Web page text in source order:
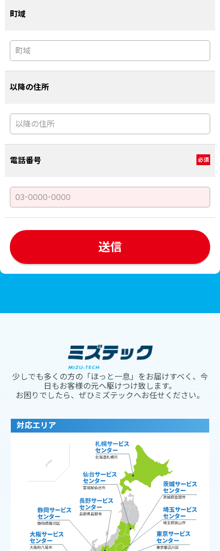
町域
以降の住所
電話番号 必須
少しでも多くの方の「ほっと一息」をお届けすべく、今
日もお客様の元へ駆けつけ致します。
お困りでしたら、ぜひミズテックへお任せください。
対応エリア